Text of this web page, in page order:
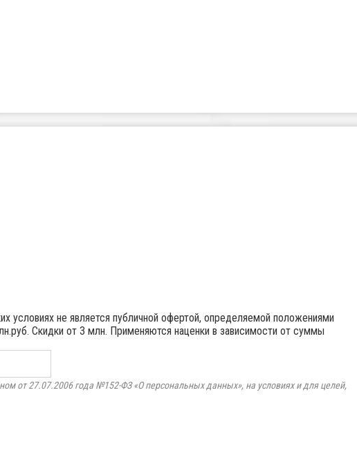
от 27.07.2006 года №152-ФЗ «О персональных данных», на условиях и для целей,
условиях не является публичной офертой, определяемой положениями
Скидки от 3 млн. Применяются наценки в зависимости от суммы